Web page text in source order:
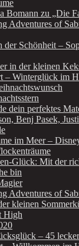
zu „Die
Adventures of
der Schönheit –
in der kleinen
– Winterglück im
dein perfektes
Benj Pasek,
im Meer –
Glück: Mit der
bin
Adventures of
kleinen
High
– 45